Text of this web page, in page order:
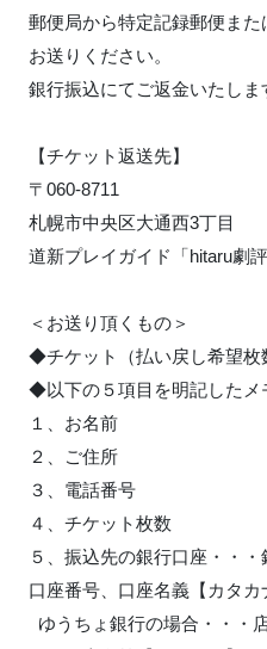
郵便局から特定記録郵便ま
お送りください。
銀行振込にてご返金いたしま
【チケット返送先】
〒060-8711
札幌市中央区大通西3丁目
道新プレイガイド「hitaru劇
＜お送り頂くもの＞
◆チケット（払い戻し希望枚
◆以下の５項目を明記したメ
１、お名前
２、ご住所
３、電話番号
４、チケット枚数
５、振込先の銀行口座・・・
口座番号、口座名義【カタカ
ゆうちょ銀行の場合・・・